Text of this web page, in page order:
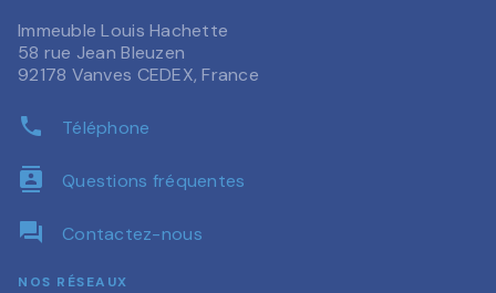
Immeuble Louis Hachette
58 rue Jean Bleuzen
92178 Vanves CEDEX, France
phone Téléphone
contacts Questions fréquentes
question_answer Contactez-nous
NOS RÉSEAUX